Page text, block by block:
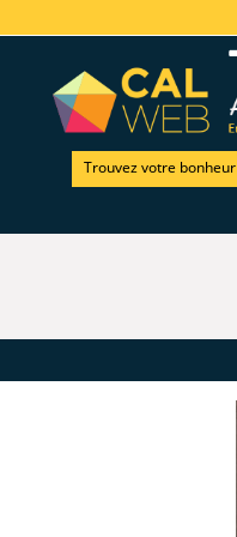
Trouvez votre bonheur